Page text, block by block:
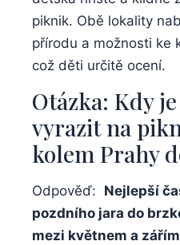
piknik. Obě lokality⁤
přírodu a možnosti ke
což děti určitě⁤ ocení.
Otázka: Kdy⁢
vyrazit na‌
kolem Prahy
Odpověď: ‌ Nejlepší
pozdního jara do
mezi ⁣květnem a zářím